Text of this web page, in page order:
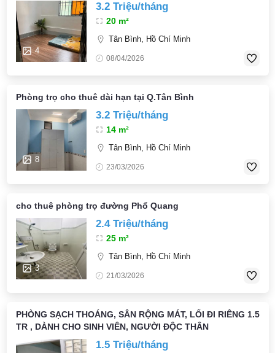
4
3.2 Triệu/tháng
20 m²
Tân Bình, Hồ Chí Minh
08/04/2026
Phòng trọ cho thuê dài hạn tại Q.Tân Bình
8
3.2 Triệu/tháng
14 m²
Tân Bình, Hồ Chí Minh
23/03/2026
cho thuê phòng trọ đường Phổ Quang
3
2.4 Triệu/tháng
25 m²
Tân Bình, Hồ Chí Minh
21/03/2026
PHÒNG SẠCH THOÁNG, SÂN RỘNG MÁT, LỐI ĐI RIÊNG 1.5
TR , DÀNH CHO SINH VIÊN, NGƯỜI ĐỘC THÂN
1.5 Triệu/tháng